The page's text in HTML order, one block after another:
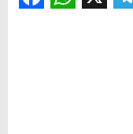
Facebook
X